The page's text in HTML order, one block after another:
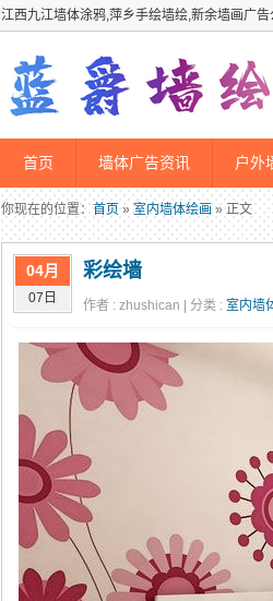
江西九江墙体涂鸦,萍乡手绘墙绘,新余墙画广
首页 墙体广告资讯 户外
你现在的位置： 首页 » 室内墙体绘画 » 正文
04月
07日
彩绘墙
作者 : zhushican | 分类 : 室内墙